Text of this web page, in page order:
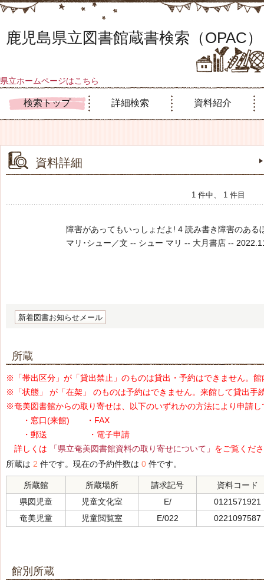
鹿児島県立図書館蔵書検索（OPAC）
県立ホームページはこちら
検索トップ 詳細検索 資料紹介
資料詳細
1 件中、 1 件目
障害があってもいっしょだよ! 4 読み書き障害のある
マリ･シュー／文 -- シュー マリ -- 大月書店 --
新着図書お知らせメール
所蔵
※「帯出区分」が「貸出禁止」のものは貸出・予約はできません。
※「状態」 が「在架」 のものは予約はできません。来館して貸出手
※奄美図書館からの取り寄せは、以下のいずれかの方法により申請し
・窓口(来館) ・FAX
・郵送 ・電子申請
詳しくは
「県立奄美図書館資料の取り寄せについて」 をご覧くだ
所蔵は 2 件です。現在の予約件数は 0 件です。
所蔵館 所蔵場所 請求記号
資料コード
県図児童
児童文化室 E/
0121571921
奄美児童
児童閲覧室 E/022 0221097587
館別所蔵